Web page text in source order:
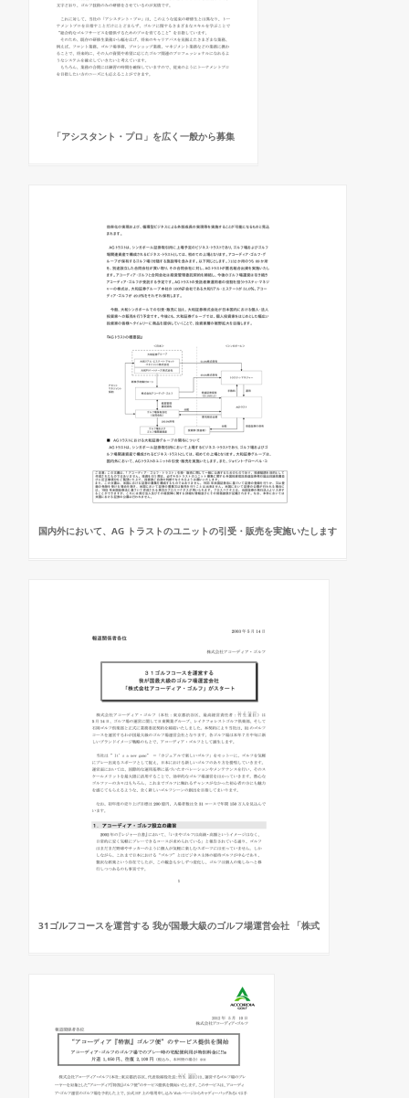
「アシスタント・プロ」を広く一般から募集
国内外において、AG トラストのユニットの引受・販売を実施いたします
31ゴルフコースを運営する 我が国最大級のゴルフ場運営会社 「株式